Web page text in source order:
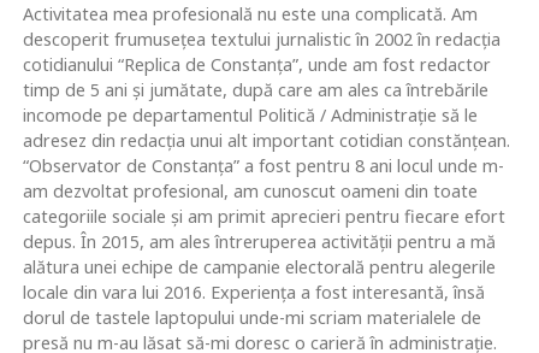
Activitatea mea profesională nu este una complicată. Am
descoperit frumusețea textului jurnalistic în 2002 în redacția
cotidianului “Replica de Constanța”, unde am fost redactor
timp de 5 ani și jumătate, după care am ales ca întrebările
incomode pe departamentul Politică / Administrație să le
adresez din redacția unui alt important cotidian constănțean.
“Observator de Constanța” a fost pentru 8 ani locul unde m-
am dezvoltat profesional, am cunoscut oameni din toate
categoriile sociale și am primit aprecieri pentru fiecare efort
depus. În 2015, am ales întreruperea activității pentru a mă
alătura unei echipe de campanie electorală pentru alegerile
locale din vara lui 2016. Experiența a fost interesantă, însă
dorul de tastele laptopului unde-mi scriam materialele de
presă nu m-au lăsat să-mi doresc o carieră în administrație.